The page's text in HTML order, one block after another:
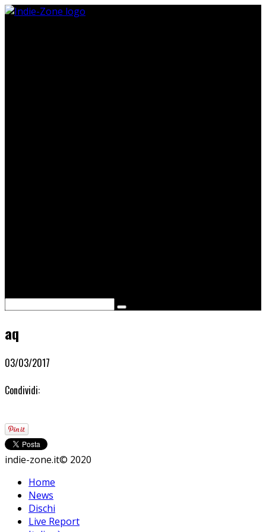
aq
03/03/2017
Condividi:
indie-zone.it© 2020
Home
News
Dischi
Live Report